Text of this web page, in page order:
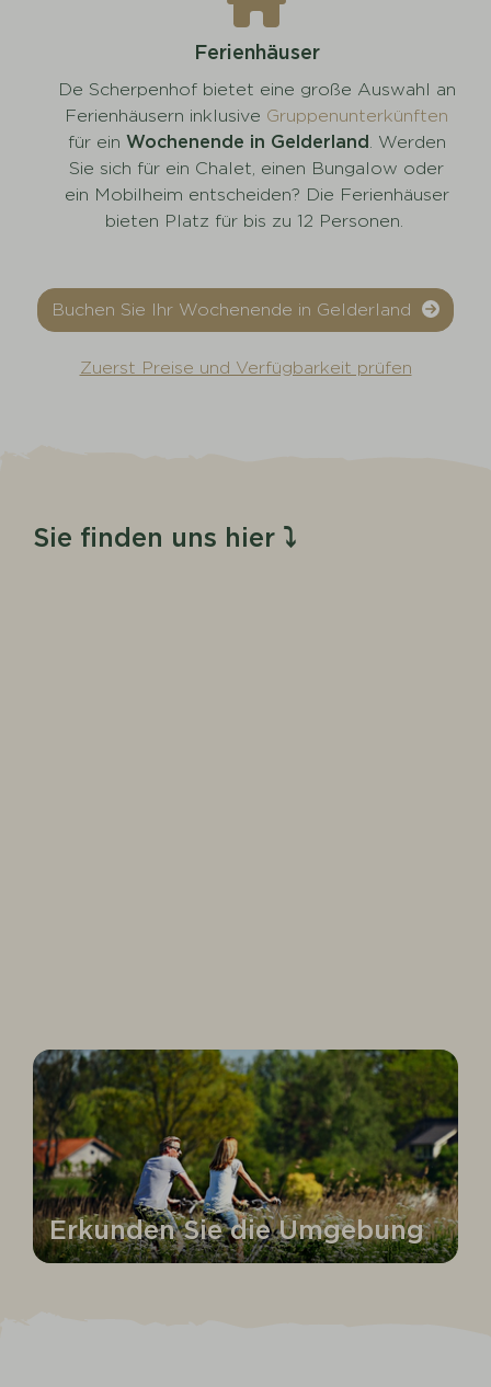
Ferienhäuser
De Scherpenhof bietet eine große Auswahl an
Ferienhäusern inklusive Gruppenunterkünften
für ein Wochenende in Gelderland . Werden
Sie sich für ein Chalet, einen Bungalow oder
ein Mobilheim entscheiden? Die Ferienhäuser
bieten Platz für bis zu 12 Personen.
Buchen Sie Ihr Wochenende in Gelderland
Zuerst Preise und Verfügbarkeit prüfen
Sie finden uns hier ⤵
Erkunden Sie die Umgebung